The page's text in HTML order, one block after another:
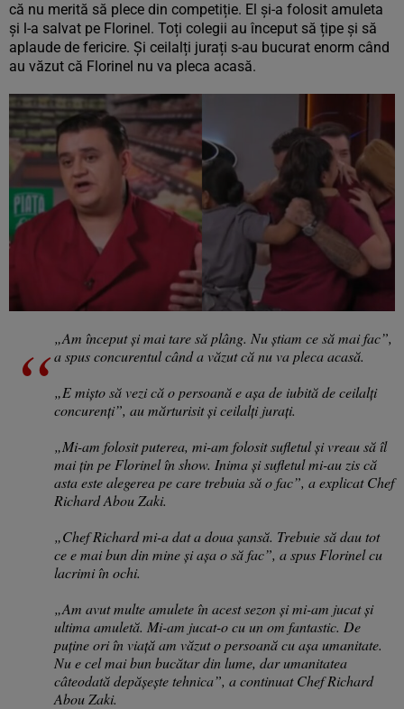
că nu merită să plece din competiție. El și-a folosit amuleta
și l-a salvat pe Florinel. Toți colegii au început să țipe și să
aplaude de fericire. Și ceilalți jurați s-au bucurat enorm când
au văzut că Florinel nu va pleca acasă.
„Am început și mai tare să plâng. Nu știam ce să mai fac”,
a spus concurentul când a văzut că nu va pleca acasă.
„E mișto să vezi că o persoană e așa de iubită de ceilalți
concurenți”, au mărturisit și ceilalți jurați.
„Mi-am folosit puterea, mi-am folosit sufletul și vreau să îl
mai țin pe Florinel în show. Inima și sufletul mi-au zis că
asta este alegerea pe care trebuia să o fac”, a explicat Chef
Richard Abou Zaki.
„Chef Richard mi-a dat a doua șansă. Trebuie să dau tot
ce e mai bun din mine și așa o să fac”, a spus Florinel cu
lacrimi în ochi.
„Am avut multe amulete în acest sezon și mi-am jucat și
ultima amuletă. Mi-am jucat-o cu un om fantastic. De
puține ori în viață am văzut o persoană cu așa umanitate.
Nu e cel mai bun bucătar din lume, dar umanitatea
câteodată depășește tehnica”, a continuat Chef Richard
Abou Zaki.